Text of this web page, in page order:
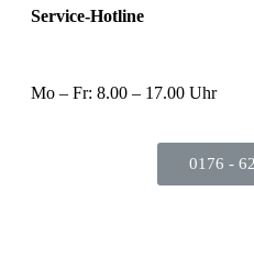
Service-Hotline
Mo – Fr: 8.00 – 17.00 Uhr
0176 -